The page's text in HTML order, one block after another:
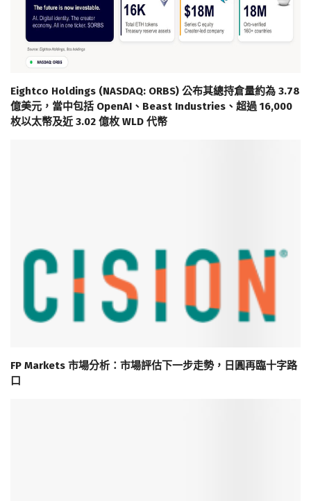
Eightco Holdings (NASDAQ: ORBS) 公布其總持倉量約為 3.78
億美元，當中包括 OpenAI、Beast Industries、超過 16,000
枚以太幣及近 3.02 億枚 WLD 代幣
FP Markets 市場分析：市場評估下一步走勢，日圓再臨十字路
口